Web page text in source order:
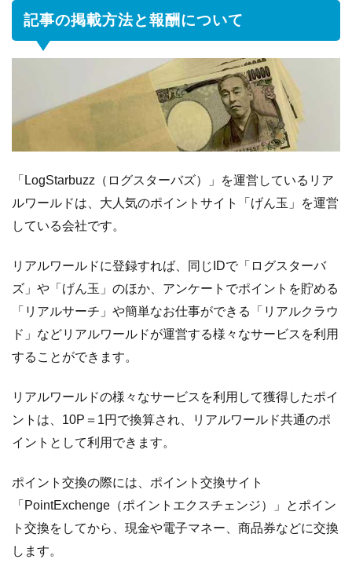
に
払
い
つ
て
記事の掲載方法と報酬について
「LogStarbuzz（ログスターバズ）」を運営しているリア
ルワールドは、大人気のポイントサイト「げん玉」を運営
している会社です。
リアルワールドに登録すれば、同じIDで「ログスターバ
ズ」や「げん玉」のほか、アンケートでポイントを貯める
「リアルサーチ」や簡単なお仕事ができる「リアルクラウ
ド」などリアルワールドが運営する様々なサービスを利用
することができます。
リアルワールドの様々なサービスを利用して獲得したポイ
ントは、10P＝1円で換算され、リアルワールド共通のポ
イントとして利用できます。
ポイント交換の際には、ポイント交換サイト
「PointExchenge（ポイントエクスチェンジ）」とポイン
ト交換をしてから、現金や電子マネー、商品券などに交換
します。